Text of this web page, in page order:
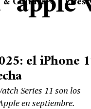
el iPhone
Series 11 son los
en septiembre.